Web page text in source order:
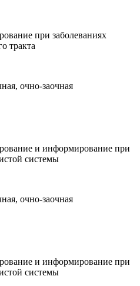
при заболеваниях
тракта
очно-заочная
и информирование при
системы
очно-заочная
и информирование при
системы